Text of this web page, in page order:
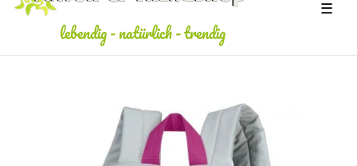
lebendig-natürlich-trendig
☰